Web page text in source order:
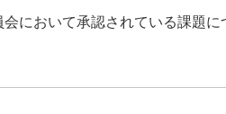
において承認されている課題